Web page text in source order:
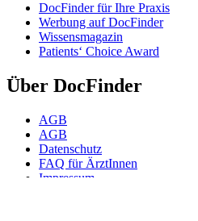
DocFinder für Ihre Praxis
Werbung auf DocFinder
Wissensmagazin
Patients‘ Choice Award
Über DocFinder
AGB
AGB
Datenschutz
FAQ für ÄrztInnen
Impressum